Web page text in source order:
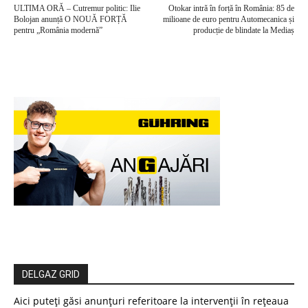
ULTIMA ORĂ – Cutremur politic: Ilie
Bolojan anunță O NOUĂ FORȚĂ
pentru „România modernă”
Otokar intră în forță în România: 85 de
milioane de euro pentru Automecanica și
producție de blindate la Mediaș
DELGAZ GRID
Aici puteți găsi anunțuri referitoare la intervenții în rețeaua